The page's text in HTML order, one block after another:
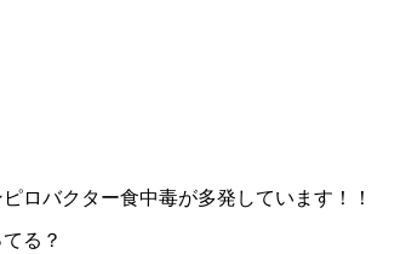
ロバクター食中毒が多発しています！！
る？